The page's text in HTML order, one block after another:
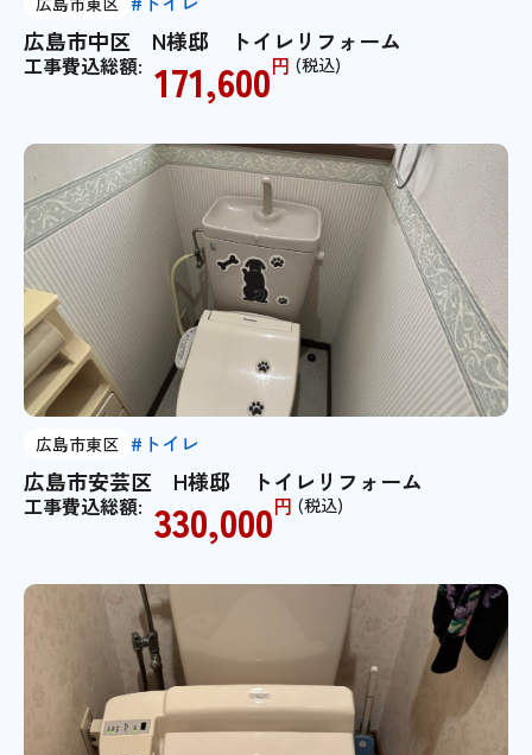
広島市中区 N様邸 トイレリフォーム
工事費込総額: 171,600円 (税込)
広島市東区 #トイレ
広島市安芸区 H様邸 トイレリフォーム
工事費込総額: 330,000円 (税込)